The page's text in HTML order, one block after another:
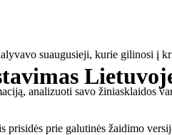
suaugusieji, kurie gilinosi į
analizuoti savo žiniasklaidos
prisidės prie galutinės žaidimo